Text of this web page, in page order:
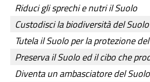
Riduci gli sprechi e nutri il Suolo
Custodisci la biodiversità del Suolo
Tutela il Suolo per la protezione
Preserva il Suolo ed il cibo che
Diventa un ambasciatore del Suolo